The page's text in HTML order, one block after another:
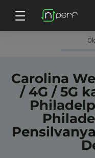
Carolina
/ 4G / 5G